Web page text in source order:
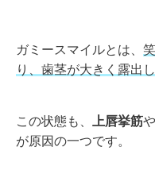
ガミースマイルとは、
り、歯茎が大きく露出
この状態も、 上唇挙筋や
が原因の一つです。